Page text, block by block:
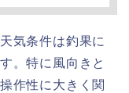
気条件は釣果に
。特に風向きと
作性に大きく関